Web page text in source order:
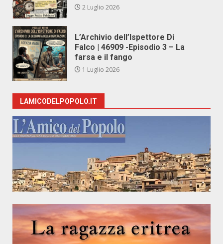
2 Luglio 2026
L’Archivio dell’Ispettore Di
Falco | 46909 -Episodio 3 – La
farsa e il fango
1 Luglio 2026
LAMICODELPOPOLO.IT